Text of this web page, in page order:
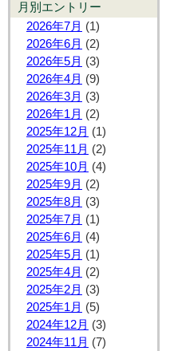
月別エントリー
2026年7月 (1)
2026年6月 (2)
2026年5月 (3)
2026年4月 (9)
2026年3月 (3)
2026年1月 (2)
2025年12月 (1)
2025年11月 (2)
2025年10月 (4)
2025年9月 (2)
2025年8月 (3)
2025年7月 (1)
2025年6月 (4)
2025年5月 (1)
2025年4月 (2)
2025年2月 (3)
2025年1月 (5)
2024年12月 (3)
2024年11月 (7)